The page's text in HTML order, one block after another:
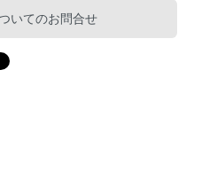
いてのお問合せ